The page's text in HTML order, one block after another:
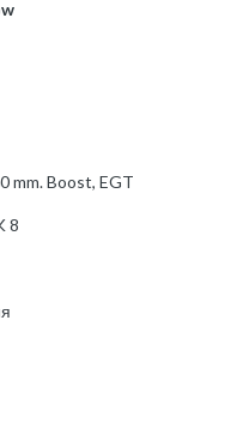
mm. Boost, EGT
8